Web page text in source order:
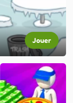
Jouer